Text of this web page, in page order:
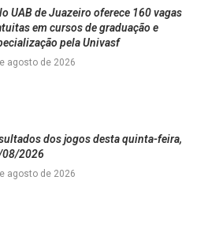
UAB de Juazeiro oferece 160 vagas
em cursos de graduação e
pela Univasf
agosto de 2026
dos jogos desta quinta-feira,
2026
agosto de 2026